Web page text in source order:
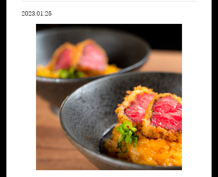
2023.01.25